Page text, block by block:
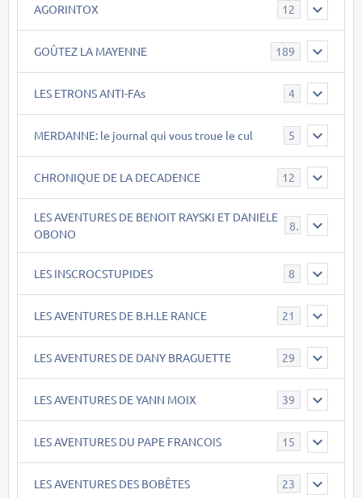
AGORINTOX 12
GOÛTEZ LA MAYENNE 189
LES ETRONS ANTI-FAs 4
MERDANNE: le journal qui vous troue le cul 5
CHRONIQUE DE LA DECADENCE 12
LES AVENTURES DE BENOIT RAYSKI ET DANIELE
OBONO
8
LES INSCROCSTUPIDES 8
LES AVENTURES DE B.H.LE RANCE 21
LES AVENTURES DE DANY BRAGUETTE 29
LES AVENTURES DE YANN MOIX 39
LES AVENTURES DU PAPE FRANCOIS 15
LES AVENTURES DES BOBÊTES 23